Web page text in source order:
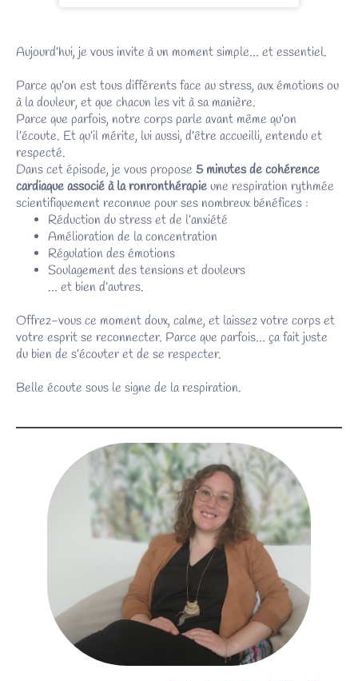
Aujourd’hui, je vous invite à un moment simple… et essentiel.
Parce qu’on est tous différents face au stress, aux émotions ou
à la douleur, et que chacun les vit à sa manière.
Parce que parfois, notre corps parle avant même qu’on
l’écoute. Et qu’il mérite, lui aussi, d’être accueilli, entendu et
respecté.
Dans cet épisode, je vous propose 5 minutes de cohérence
cardiaque associé à la ronronthérapieune respiration rythmée
scientifiquement reconnue pour ses nombreux bénéfices :
Réduction du stress et de l’anxiété
Amélioration de la concentration
Régulation des émotions
Soulagement des tensions et douleurs
… et bien d’autres.
Offrez-vous ce moment doux, calme, et laissez votre corps et
votre esprit se reconnecter. Parce que parfois… ça fait juste
du bien de s’écouter et de se respecter.
Belle écoute sous le signe de la respiration.